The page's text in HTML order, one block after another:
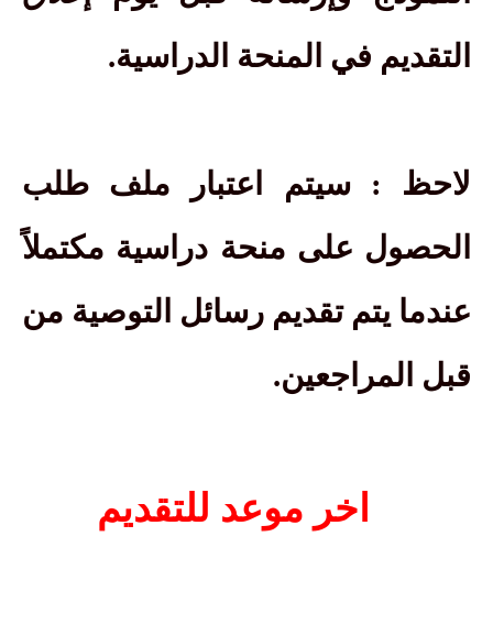
التقديم في المنحة الدراسية.
لاحظ :
سيتم اعتبار ملف طلب
الحصول على منحة دراسية مكتملاً
عندما يتم تقديم رسائل التوصية من
قبل المراجعين.
اخر موعد للتقديم